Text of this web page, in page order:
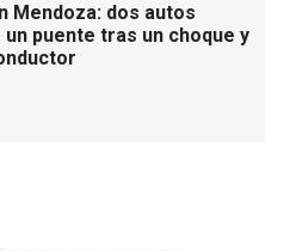
Mendoza: dos autos
puente tras un choque y